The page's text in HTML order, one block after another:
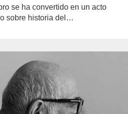
se ha convertido en un acto
sobre historia del…